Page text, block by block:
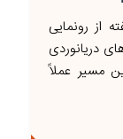
رونمایی
دریانوردی
مسیر عملاً